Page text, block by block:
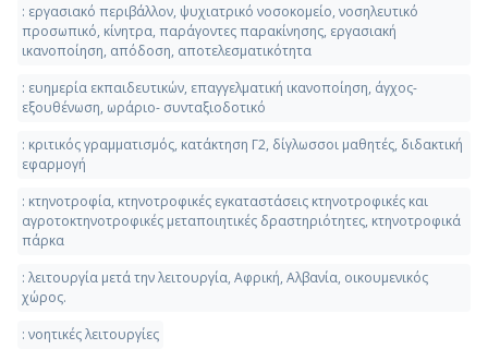
: εργασιακό περιβάλλον, ψυχιατρικό νοσοκομείο, νοσηλευτικό
προσωπικό, κίνητρα, παράγοντες παρακίνησης, εργασιακή
ικανοποίηση, απόδοση, αποτελεσματικότητα
: ευημερία εκπαιδευτικών, επαγγελματική ικανοποίηση, άγχος-
εξουθένωση, ωράριο- συνταξιοδοτικό
: κριτικός γραμματισμός, κατάκτηση Γ2, δίγλωσσοι μαθητές, διδακτική
εφαρμογή
: κτηνοτροφία, κτηνοτροφικές εγκαταστάσεις κτηνοτροφικές και
αγροτοκτηνοτροφικές μεταποιητικές δραστηριότητες, κτηνοτροφικά
πάρκα
: λειτουργία μετά την λειτουργία, Αφρική, Αλβανία, οικουμενικός
χώρος.
: νοητικές λειτουργίες